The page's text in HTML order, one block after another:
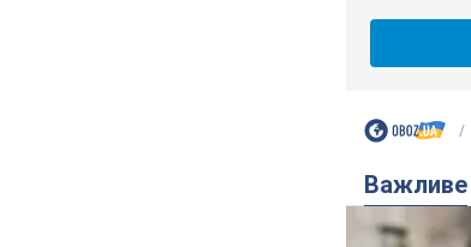
Важливе